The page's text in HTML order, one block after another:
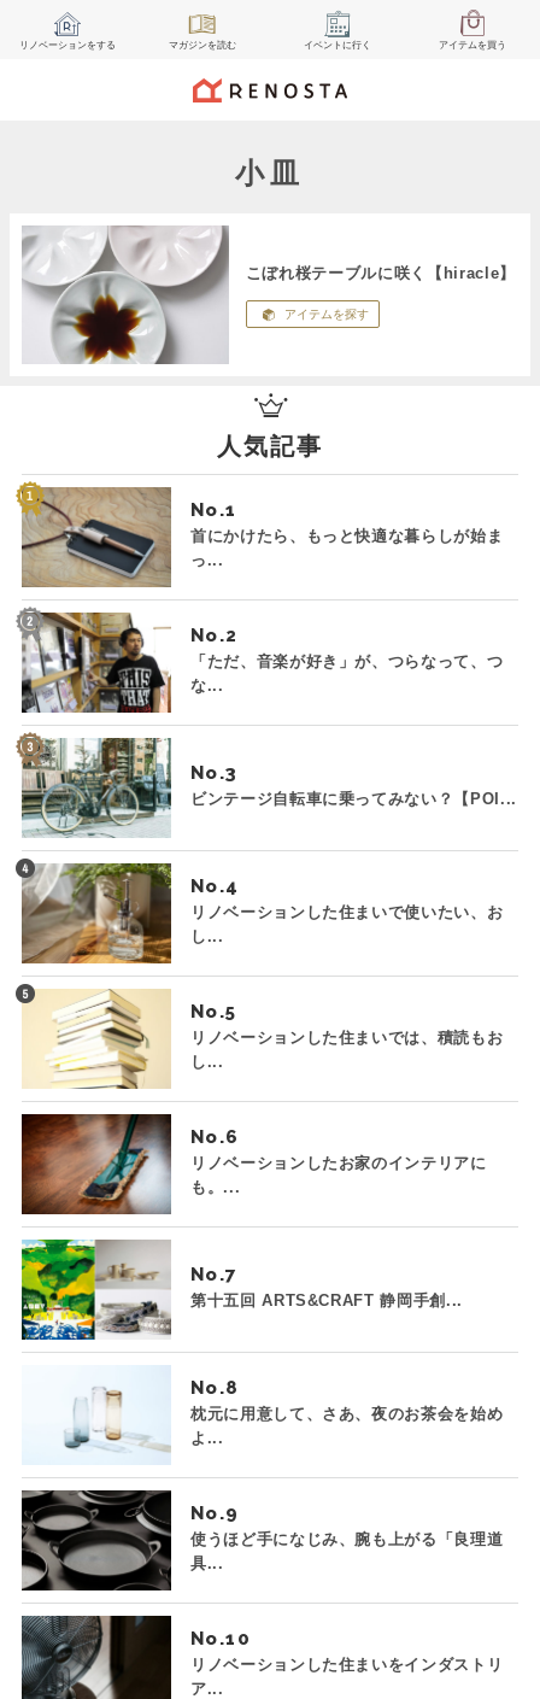
リノベーションをする マガジンを読む イベント に行く アイテムを買う
小皿
こぼれ桜テーブルに咲く【hiracle】
アイテムを探す
人気記事
No.
首にかけたら、もっと快適な暮らしが始ま
っ...
No.
「ただ、音楽が好き」が、つらなって、つ
な...
No.
ビンテージ自転車に乗ってみない？【POI...
No.
リノベーションした住まいで使いたい、お
し...
No.
リノベーションした住まいでは、積読もお
し...
No.
リノベーションしたお家のインテリアに
も。...
No.
第十五回 ARTS&CRAFT 静岡手創...
No.
枕元に用意して、さあ、夜のお茶会を始め
よ...
No.
使うほど手になじみ、腕も上がる「良理道
具...
No.
リノベーションした住まいをインダストリ
ア...